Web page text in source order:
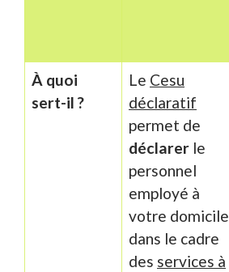
À quoi
sert-il ?
Le Cesu
déclaratif
permet de
déclarer le
personnel
employé à
votre domicile
dans le cadre
des services à